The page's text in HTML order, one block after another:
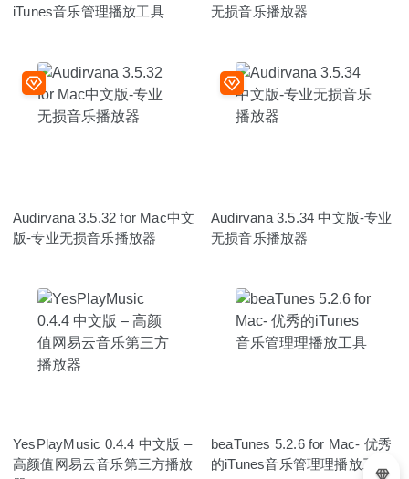
iTunes音乐管理播放工具
无损音乐播放器
Audirvana 3.5.32 for Mac中文
版-专业无损音乐播放器
Audirvana 3.5.34 中文版-专业
无损音乐播放器
YesPlayMusic 0.4.4 中文版 –
高颜值网易云音乐第三方播放
beaTunes 5.2.6 for Mac- 优秀
的iTunes音乐管理理播放工具